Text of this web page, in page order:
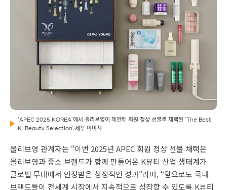
‘APEC 2025 KOREA’에서 올리브영이 제안해 회원 정상 선물로 채택된 ‘The Best
K-Beauty Selection’ 세부 이미지
올리브영 관계자는 “이번 2025년 APEC 회원 정상 선물 채택은
올리브영과 중소 브랜드가 함께 만들어온 K뷰티 산업 생태계가
글로벌 무대에서 인정받은 상징적인 성과”라며, “앞으로도 국내
브랜드들이 전세계 시장에서 지속적으로 성장할 수 있도록 K뷰티